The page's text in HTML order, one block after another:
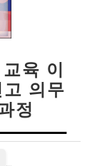
육 이
의무
정